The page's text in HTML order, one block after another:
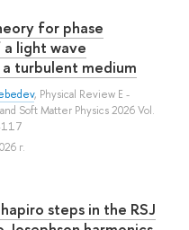
for phase
light wave
turbulent medium
, Physical Review E -
Soft Matter Physics 2026 Vol.
г.
steps in the RSJ